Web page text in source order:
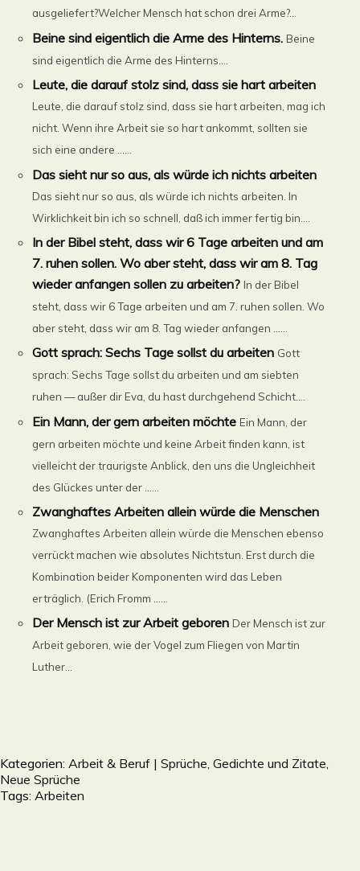
ausgeliefert?Welcher Mensch hat schon drei Arme?...
Beine sind eigentlich die Arme des Hinterns. Beine
sind eigentlich die Arme des Hinterns....
Leute, die darauf stolz sind, dass sie hart arbeiten
Leute, die darauf stolz sind, dass sie hart arbeiten, mag ich
nicht. Wenn ihre Arbeit sie so hart ankommt, sollten sie
sich eine andere ......
Das sieht nur so aus, als würde ich nichts arbeiten
Das sieht nur so aus, als würde ich nichts arbeiten. In
Wirklichkeit bin ich so schnell, daß ich immer fertig bin....
In der Bibel steht, dass wir 6 Tage arbeiten und am
7. ruhen sollen. Wo aber steht, dass wir am 8. Tag
wieder anfangen sollen zu arbeiten? In der Bibel
steht, dass wir 6 Tage arbeiten und am 7. ruhen sollen. Wo
aber steht, dass wir am 8. Tag wieder anfangen ......
Gott sprach: Sechs Tage sollst du arbeiten Gott
sprach: Sechs Tage sollst du arbeiten und am siebten
ruhen — außer dir Eva, du hast durchgehend Schicht....
Ein Mann, der gern arbeiten möchte Ein Mann, der
gern arbeiten möchte und keine Arbeit finden kann, ist
vielleicht der traurigste Anblick, den uns die Ungleichheit
des Glückes unter der ......
Zwanghaftes Arbeiten allein würde die Menschen
Zwanghaftes Arbeiten allein würde die Menschen ebenso
verrückt machen wie absolutes Nichtstun. Erst durch die
Kombination beider Komponenten wird das Leben
erträglich. (Erich Fromm ......
Der Mensch ist zur Arbeit geboren Der Mensch ist zur
Arbeit geboren, wie der Vogel zum Fliegen von Martin
Luther...
Kategorien: Arbeit & Beruf | Sprüche, Gedichte und Zitate
Neue Sprüche
Tags: Arbeiten